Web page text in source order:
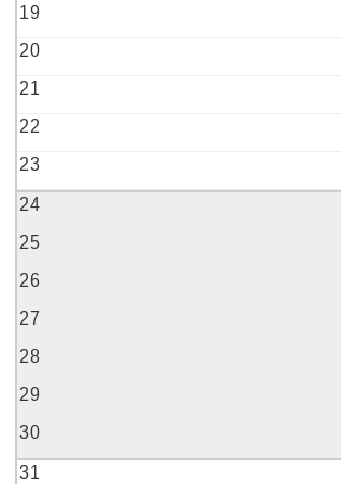
19
20
21
22
23
24
25
26
27
28
29
30
31